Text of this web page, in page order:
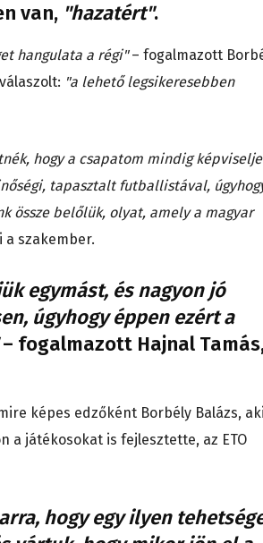
van, "hazatért".
hangulata a régi"– fogalmazott
"a lehető legsikeresebben
hogy a csapatom mindig
tapasztalt futballistával,
össze belőlük, olyat, amely a magyar
szakember.
egymást, és nagyon jó
úgyhogy éppen ezért a
– fogalmazott Hajnal
képes edzőként Borbély Balázs, aki
a játékosokat is fejlesztette, az ETO
hogy egy ilyen